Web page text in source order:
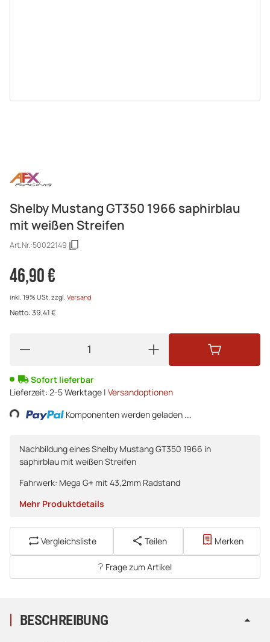
Shelby Mustang GT350 1966 saphirblau
mit weißen Streifen
Art.Nr.:50022149
46,90 €
inkl. 19% USt. zzgl. Versand
Netto:39,41 €
Sofort lieferbar
Lieferzeit: 2-5 Werktage | Versandoptionen
Komponenten werden geladen ...
Nachbildung eines Shelby Mustang GT350 1966 in
saphirblau mit weißen Streifen
Fahrwerk: Mega G+ mit 43,2mm Radstand
Mehr Produktdetails
Vergleichsliste Teilen Merken
Frage zum Artikel
BESCHREIBUNG